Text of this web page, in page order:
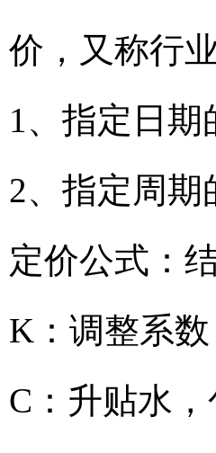
价，又称行
1、指定日期
2、指定周期
定价公式：
K：调整系
C：升贴水